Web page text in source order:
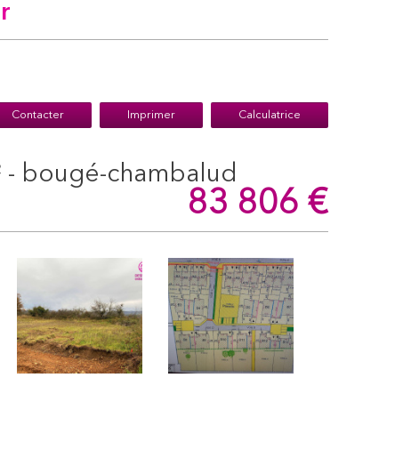
Contacter Imprimer Calculatrice
- bougé-chambalud
83 806 €